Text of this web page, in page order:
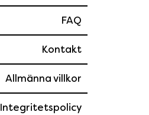
FAQ
Kontakt
Allmänna villkor
Integritetspolicy